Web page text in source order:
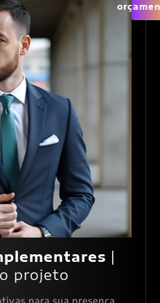
|
projeto
para sua presença